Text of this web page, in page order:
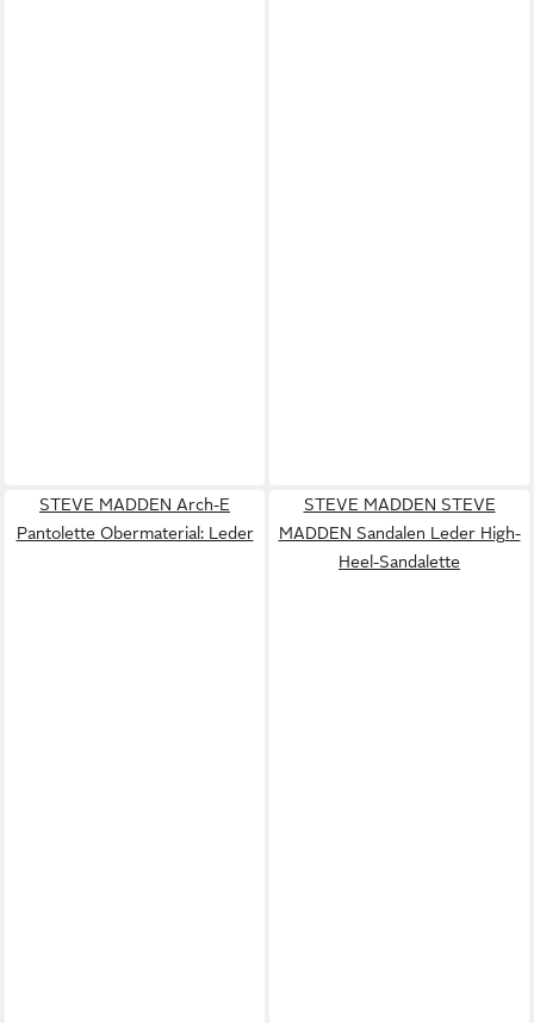
STEVE MADDEN Arch-E
Pantolette Obermaterial: Leder
STEVE MADDEN STEVE
MADDEN Sandalen Leder High-
Heel-Sandalette